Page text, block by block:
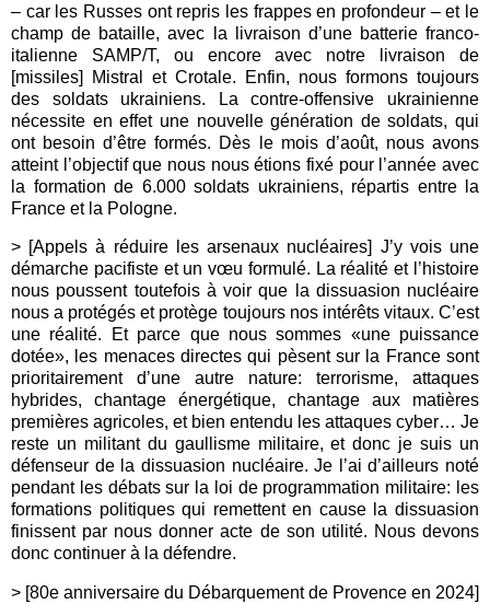
– car les Russes ont repris les frappes en profondeur – et le
champ de bataille, avec la livraison d’une batterie franco-
italienne SAMP/T, ou encore avec notre livraison de
[missiles] Mistral et Crotale. Enfin, nous formons toujours
des soldats ukrainiens. La contre-offensive ukrainienne
nécessite en effet une nouvelle génération de soldats, qui
ont besoin d’être formés. Dès le mois d’août, nous avons
atteint l’objectif que nous nous étions fixé pour l’année avec
la formation de 6.000 soldats ukrainiens, répartis entre la
France et la Pologne.
> [Appels à réduire les arsenaux nucléaires] J’y vois une
démarche pacifiste et un vœu formulé. La réalité et l’histoire
nous poussent toutefois à voir que la dissuasion nucléaire
nous a protégés et protège toujours nos intérêts vitaux. C’est
une réalité. Et parce que nous sommes «une puissance
dotée», les menaces directes qui pèsent sur la France sont
prioritairement d’une autre nature: terrorisme, attaques
hybrides, chantage énergétique, chantage aux matières
premières agricoles, et bien entendu les attaques cyber… Je
reste un militant du gaullisme militaire, et donc je suis un
défenseur de la dissuasion nucléaire. Je l’ai d’ailleurs noté
pendant les débats sur la loi de programmation militaire: les
formations politiques qui remettent en cause la dissuasion
finissent par nous donner acte de son utilité. Nous devons
donc continuer à la défendre.
> [80e anniversaire du Débarquement de Provence en 2024]